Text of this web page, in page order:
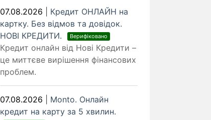
07.08.2026
Кредит ОНЛАЙН на
картку. Без відмов та довідок.
НОВІ КРЕДИТИ.
Верифіковано
Кредит онлайн від Нові Кредити –
це миттєве вирішення фінансових
проблем.
07.08.2026
Monto. Онлайн
кредит на карту за 5 хвилин.